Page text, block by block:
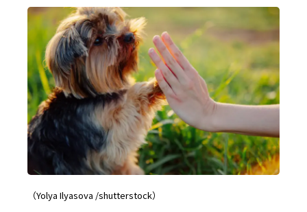
（Yolya Ilyasova /shutterstock）